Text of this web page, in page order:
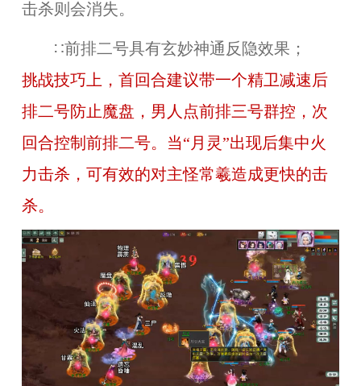
击杀则会消失。
∷前排二号具有玄妙神通反隐效果；
挑战技巧上，首回合建议带一个精卫减速后
排二号防止魔盘，男人点前排三号群控，次
回合控制前排二号。当“月灵”出现后集中火
力击杀，可有效的对主怪常羲造成更快的击
杀。